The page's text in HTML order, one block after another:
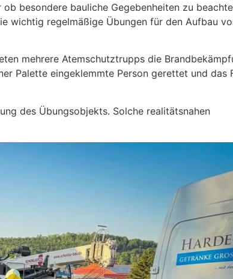
besondere bauliche Gegebenheiten zu
wichtig regelmäßige Übungen für den Aufbau
mehrere Atemschutztrupps die
Palette eingeklemmte Person gerettet und das
des Übungsobjekts. Solche realitätsnahen